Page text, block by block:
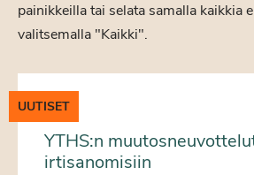
painikkeilla tai selata samalla kaikkia
valitsemalla "Kaikki".
UUTISET
YTHS:n
irtisanomisiin